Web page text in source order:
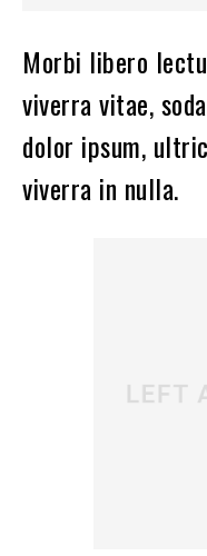
Morbi libero
viverra vitae,
dolor ipsum,
viverra in nulla.